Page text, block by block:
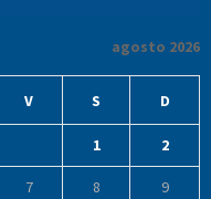
agosto 2026
V S D
1 2
7 8 9